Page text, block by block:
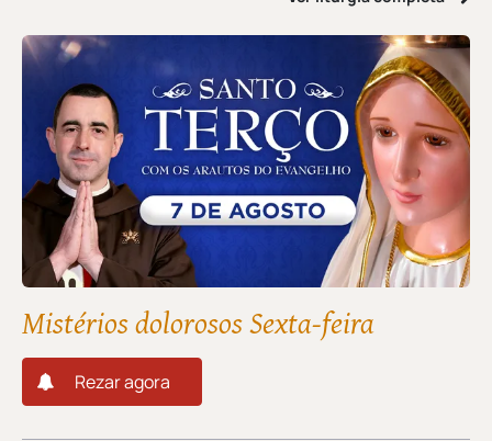
Mistérios dolorosos Sexta-feira
Rezar agora